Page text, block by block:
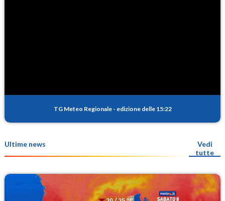
TG Meteo Regionale - edizione delle 15:22
Ultime news
Vedi
tutte